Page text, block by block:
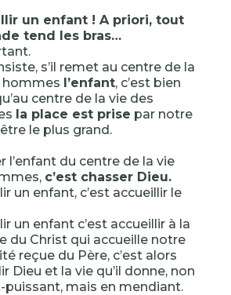
un enfant ! A priori, tout
tend les bras…
s’il remet au centre de la
hommes l’enfant, c’est bien
centre de la vie des
la place est prise par notre
le plus grand.
l’enfant du centre de la vie
c’est chasser Dieu.
un enfant, c’est accueillir le
un enfant c’est accueillir à la
du Christ qui accueille notre
reçue du Père, c’est alors
Dieu et la vie qu’il donne, non
puissant, mais en mendiant.